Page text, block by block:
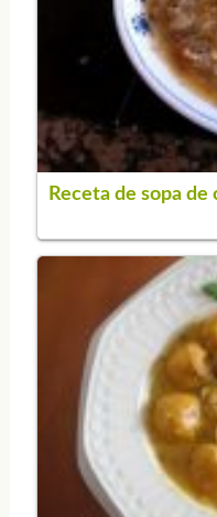
Receta de sopa